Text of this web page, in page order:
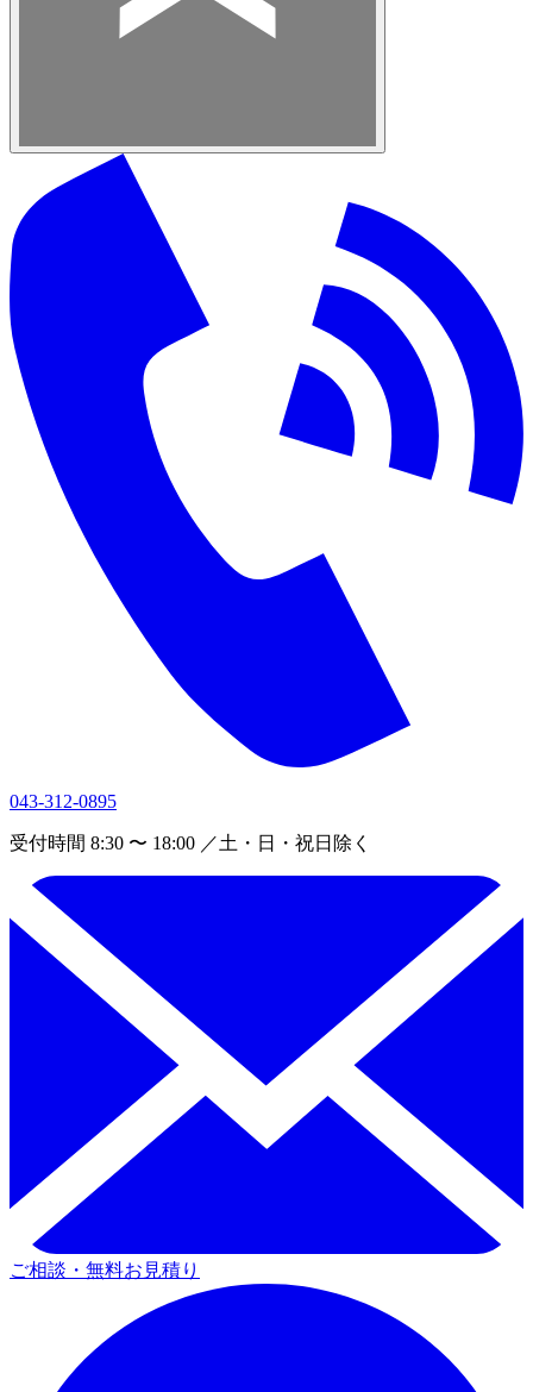
043-312-0895
受付時間 8:30 〜 18:00 ／土・日・祝日除く
ご相談・無料お見積り